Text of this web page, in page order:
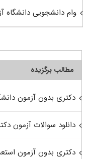
وام دانشجویی دانشگاه
مطالب برگزیده
دکتری بدون آزمون
دانلود سوالات آزمون
دکتری بدون آزمون